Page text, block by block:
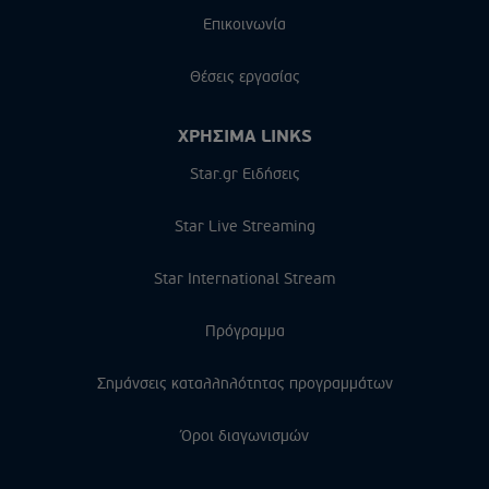
Επικοινωνία
Θέσεις εργασίας
ΧΡΗΣΙΜΑ LINKS
Star.gr Ειδήσεις
Star Live Streaming
Star International Stream
Πρόγραμμα
Σημάνσεις καταλληλότητας προγραμμάτων
Όροι διαγωνισμών